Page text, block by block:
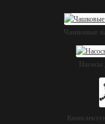
Чашковые